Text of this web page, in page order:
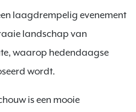
laagdrempelig evenement
landschap van
waarop hedendaagse
wordt.
is een mooie